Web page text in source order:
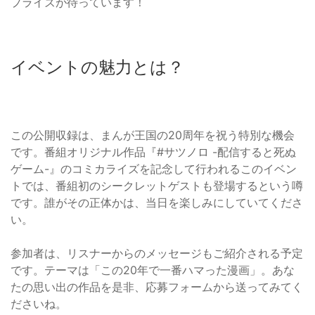
イベントの魅力とは？
この公開収録は、まんが王国の20周年を祝う特別な機会
です。番組オリジナル作品『#サツノロ -配信すると死ぬ
ゲーム-』のコミカライズを記念して行われるこのイベン
トでは、番組初のシークレットゲストも登場するという噂
です。誰がその正体かは、当日を楽しみにしていてくださ
い。
参加者は、リスナーからのメッセージもご紹介される予定
です。テーマは「この20年で一番ハマった漫画」。あな
たの思い出の作品を是非、応募フォームから送ってみてく
ださいね。